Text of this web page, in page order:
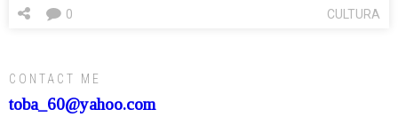
CULTURA
0
CONTACT ME
toba_60@yahoo.com